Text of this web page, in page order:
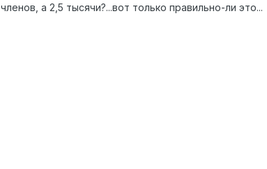
а 2,5 тысячи?...вот только правильно-ли это...